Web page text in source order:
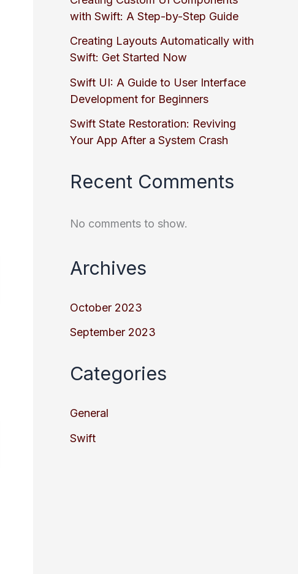
with Swift: A Step-by-Step Guide
Creating Layouts Automatically with
Swift: Get Started Now
Swift UI: A Guide to User Interface
Development for Beginners
Swift State Restoration: Reviving
Your App After a System Crash
Recent Comments
No comments to show.
Archives
October 2023
September 2023
Categories
General
Swift